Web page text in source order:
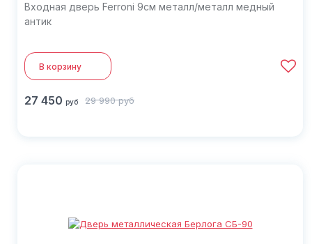
Входная дверь Ferroni 9см металл/металл медный
антик
В корзину
27 450 руб 29 990 руб